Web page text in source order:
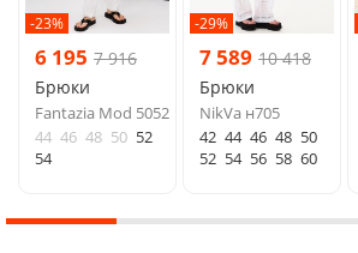
-23%
6 195 7 916
Брюки
Fantazia Mod 5052
44 46 48 50 52
54
-29%
7 589 10 418
Брюки
NikVa н705
42 44 46 48 50
52 54 56 58 60